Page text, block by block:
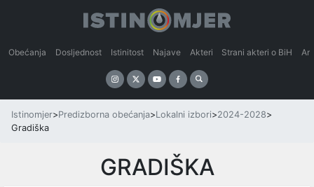
Obećanja Dosljednost Istinitost Najave Akteri Strani akteri o BiH
Istinomjer>Predizborna obećanja>Lokalni izbori>2024-2028>
Gradiška
GRADIŠKA